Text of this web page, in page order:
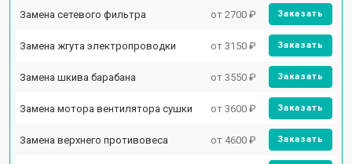
Замена сетевого фильтра от 2700 ₽ Заказать
Замена жгута электропроводки от 3150 ₽ Заказать
Замена шкива барабана от 3550 ₽ Заказать
Замена мотора вентилятора сушки от 3600 ₽ Заказать
Замена верхнего противовеса от 4600 ₽ Заказать